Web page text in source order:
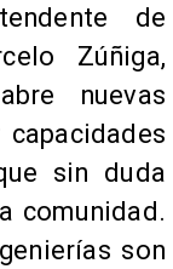
de
Zúñiga,
nuevas
sin duda
comunidad.
son